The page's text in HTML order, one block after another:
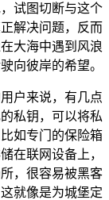
试图切断与这个
解决问题，反而
大海中遇到风浪
向彼岸的希望。
户来说，有几点
私钥，可以将私
如专门的保险箱
在联网设备上，
，很容易被黑客
就像是为城堡定